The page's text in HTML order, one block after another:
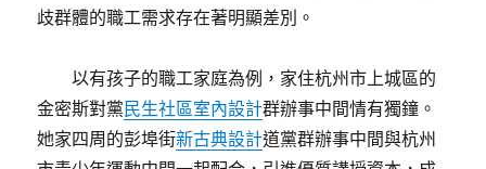
歧群體的職工需求存在著明顯差別。
以有孩子的職工家庭為例，家住杭州市上城區的
金密斯對黨 民生社區室內設計群辦事中間情有獨鐘。
她家四周的彭埠街新古典設計道黨群辦事中間與杭州